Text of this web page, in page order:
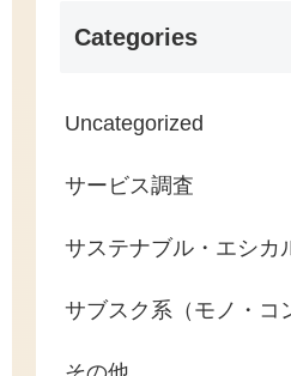
Categories
Uncategorized
サービス調査
サステナブル・エシカ
サブスク系（モノ・コ